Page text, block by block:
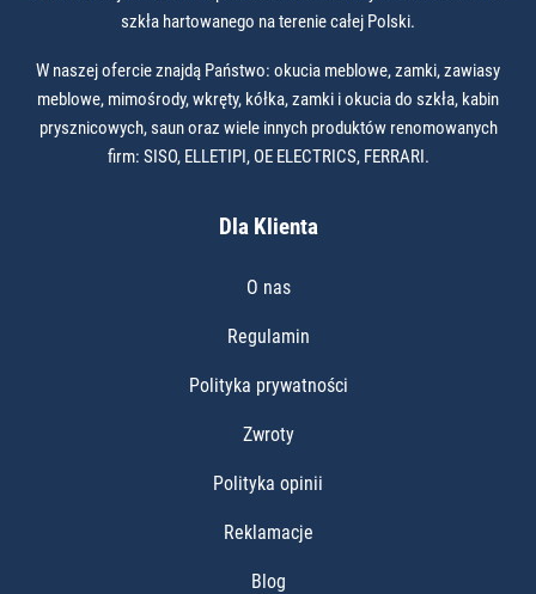
szkła hartowanego na terenie całej Polski.
W naszej ofercie znajdą Państwo: okucia meblowe, zamki, zawiasy
meblowe, mimośrody, wkręty, kółka, zamki i okucia do szkła, kabin
prysznicowych, saun oraz wiele innych produktów renomowanych
firm: SISO, ELLETIPI, OE ELECTRICS, FERRARI.
Dla Klienta
O nas
Regulamin
Polityka prywatności
Zwroty
Polityka opinii
Reklamacje
Blog